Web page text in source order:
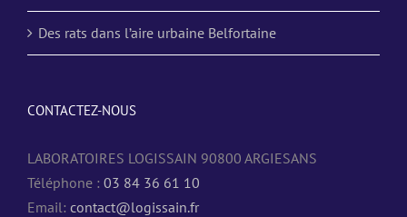
Des rats dans l’aire urbaine Belfortaine
CONTACTEZ-NOUS
LABORATOIRES LOGISSAIN 90800 ARGIESANS
Téléphone : 03 84 36 61 10
Email: contact@logissain.fr